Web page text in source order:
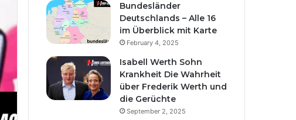
Bundesländer
Deutschlands – Alle 16
im Überblick mit Karte
February 4, 2025
Isabell Werth Sohn
Krankheit Die Wahrheit
über Frederik Werth und
die Gerüchte
September 2, 2025